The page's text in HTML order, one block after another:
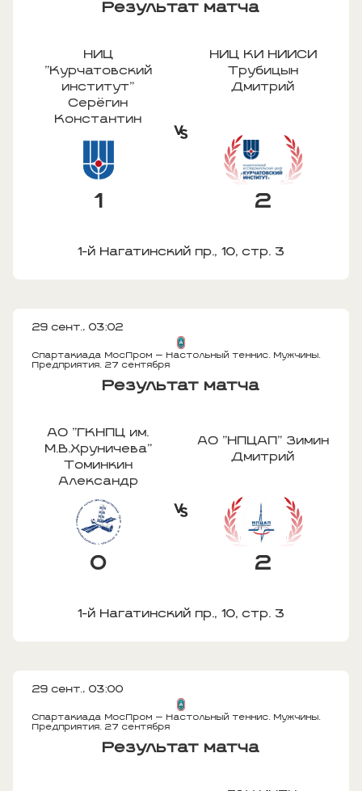
Результат матча
НИЦ
"Курчатовский
институт"
Серёгин
Константин
1
НИЦ КИ НИИСИ
Трубицын
Дмитрий
2
1-й Нагатинский пр., 10, стр. 3
29 сент., 03:02
Спартакиада МосПром — Настольный теннис. Мужчины.
Предприятия. 27 сентября
Результат матча
АО "ГКНПЦ им.
М.В.Хруничева"
Томинкин
Александр
0
АО "НПЦАП" Зимин
Дмитрий
2
1-й Нагатинский пр., 10, стр. 3
29 сент., 03:00
Спартакиада МосПром — Настольный теннис. Мужчины.
Предприятия. 27 сентября
Результат матча